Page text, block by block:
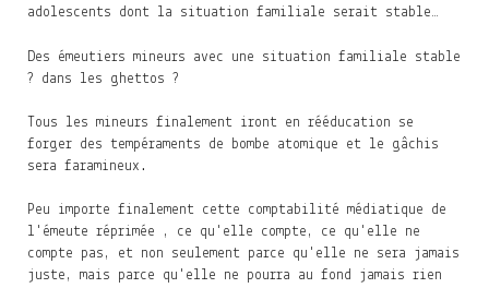
adolescents dont la situation familiale serait stable…
Des émeutiers mineurs avec une situation familiale stable
? dans les ghettos ?
Tous les mineurs finalement iront en rééducation se
forger des tempéraments de bombe atomique et le gâchis
sera faramineux.
Peu importe finalement cette comptabilité médiatique de
l'émeute réprimée , ce qu'elle compte, ce qu'elle ne
compte pas, et non seulement parce qu'elle ne sera jamais
juste, mais parce qu'elle ne pourra au fond jamais rien